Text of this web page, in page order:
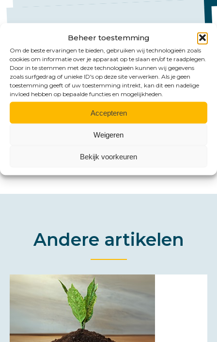
Beheer toestemming
Om de beste ervaringen te bieden, gebruiken wij technologieën zoals
cookies om informatie over je apparaat op te slaan en/of te raadplegen.
Door in te stemmen met deze technologieën kunnen wij gegevens
zoals surfgedrag of unieke ID's op deze site verwerken. Als je geen
toestemming geeft of uw toestemming intrekt, kan dit een nadelige
invloed hebben op bepaalde functies en mogelijkheden.
Accepteren
Weigeren
Bekijk voorkeuren
Mail ons
Emmen:
emmen@hlb-nannen.nl
groningen@hlb-nannen.nl
Andere artikelen